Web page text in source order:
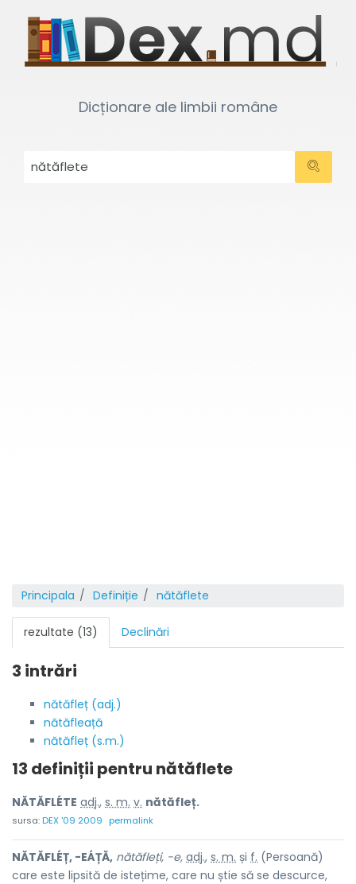
Dicționare ale limbii române
Principala Definiție nătăflete
rezultate (13) Declinări
3 intrări
nătăfleț (adj.)
nătăfleață
nătăfleț (s.m.)
13 definiții pentru nătăflete
NĂTĂFLÉTE adj., s. m. v. nătăfleț.
sursa:DEX '09 2009 permalink
NĂTĂFLÉȚ, -EÁȚĂ, nătăfleți, -e, adj., s. m. și f. (Persoană)
care este lipsită de istețime, care nu știe să se descurce,